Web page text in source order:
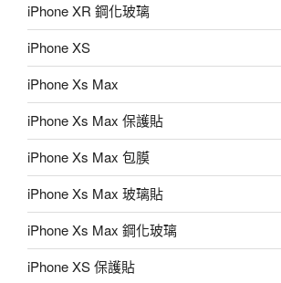
iPhone XR 鋼化玻璃
iPhone XS
iPhone Xs Max
iPhone Xs Max 保護貼
iPhone Xs Max 包膜
iPhone Xs Max 玻璃貼
iPhone Xs Max 鋼化玻璃
iPhone XS 保護貼